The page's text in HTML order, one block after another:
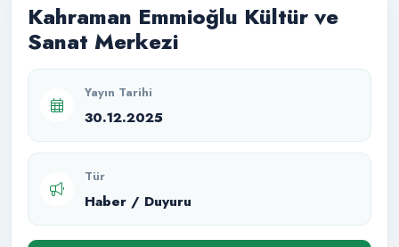
Kahraman Emmioğlu Kültür ve
Sanat Merkezi
Yayın Tarihi
30.12.2025
Tür
Haber / Duyuru